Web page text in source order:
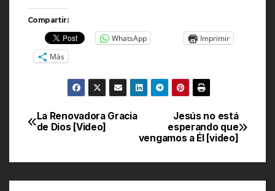
Compartir:
WhatsApp
Imprimir
Más
Navegación
Jesús no está
esperando que
vengamos a Él [video]
La Renovadora Gracia
de Dios [Video]